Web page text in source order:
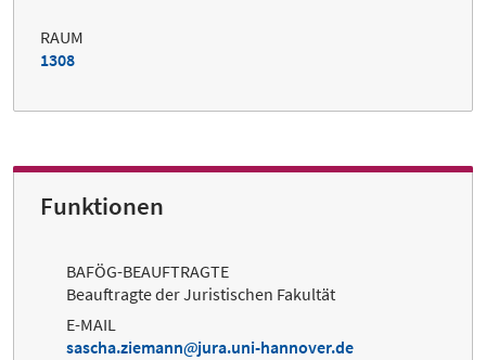
RAUM
1308
Funktionen
BAFÖG-BEAUFTRAGTE
Beauftragte der Juristischen Fakultät
E-MAIL
sascha.ziemann
jura.uni-hannover.de